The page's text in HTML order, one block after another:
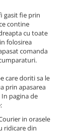
gasit fie prin
contine
cu toate
folosirea
comanda
care doriti sa le
prin apasarea
pagina de
in orasele
ridicare din